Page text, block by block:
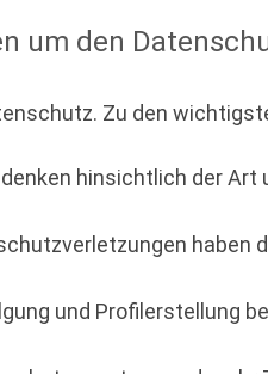
um den
Zu den
hinsichtlich der Art
haben
und Profilerstellung